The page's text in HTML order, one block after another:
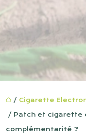
/ Cigarette
/ Patch et cigarette
complémentarité ?